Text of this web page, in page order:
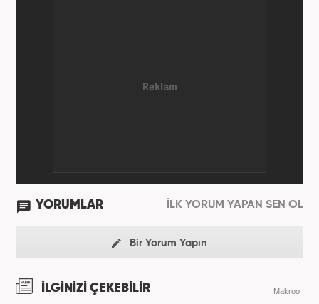
YORUMLAR İLK YORUM YAPAN SEN OL
Bir Yorum Yapın
İLGİNİZİ ÇEKEBİLİR Makroo